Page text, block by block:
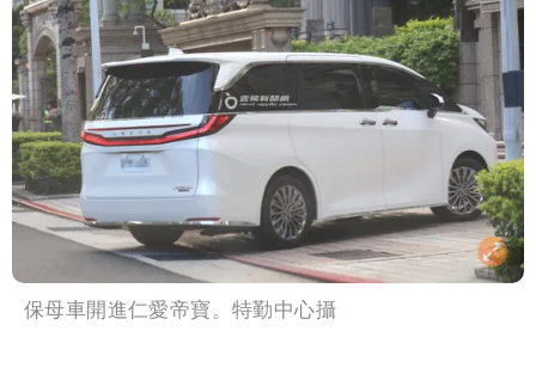
保母車開進仁愛帝寶。特勤中心攝